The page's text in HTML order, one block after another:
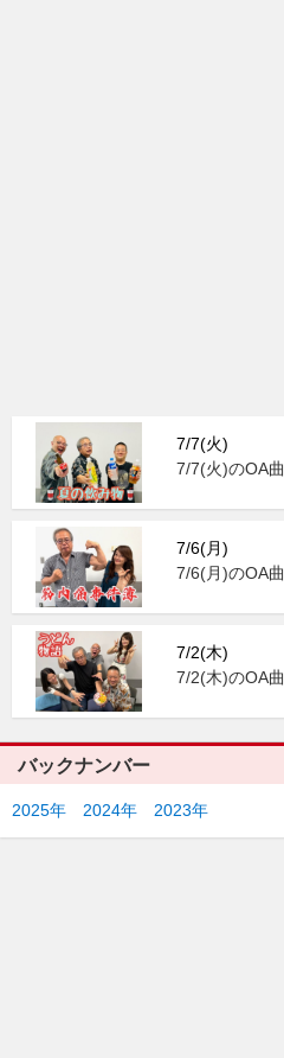
7/7(火)
7/7(火)のOA曲
7/6(月)
7/6(月)のOA曲
7/2(木)
7/2(木)のOA曲
バックナンバー
2025年 2024年 2023年